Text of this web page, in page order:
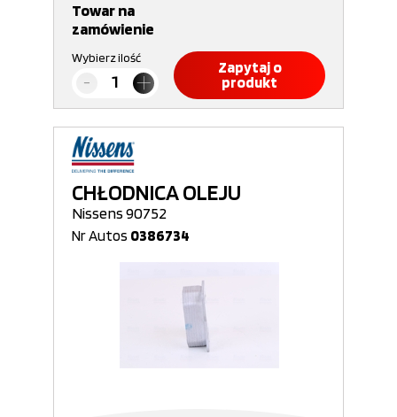
Towar na
zamówienie
Wybierz ilość
Zapytaj o
produkt
CHŁODNICA OLEJU
Nissens 90752
Nr Autos 0386734